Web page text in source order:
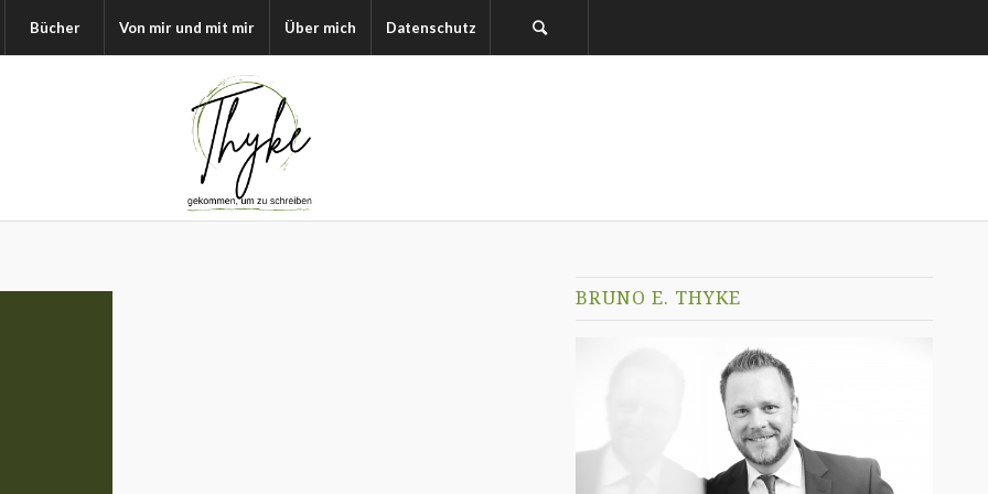
Bücher Von mir und mit mir Über mich Datenschutz
BRUNO E. THYKE